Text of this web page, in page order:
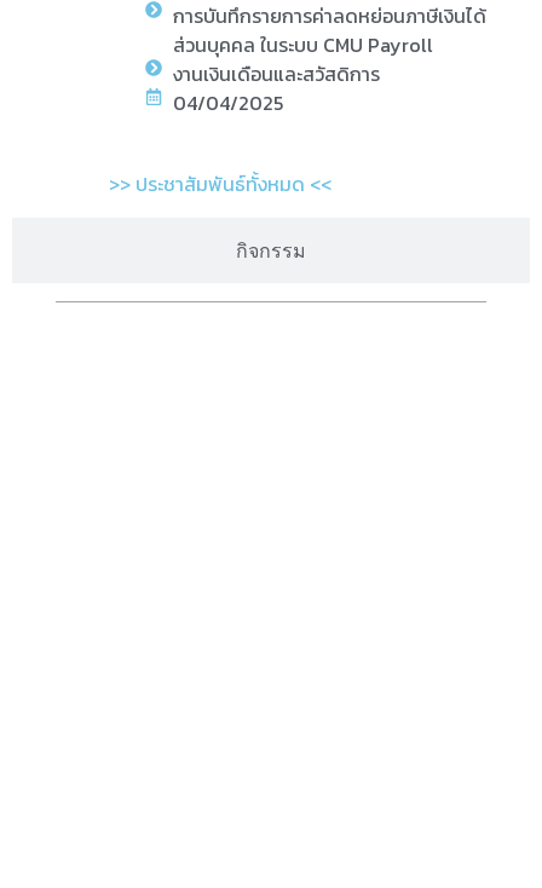
กิจกรรม
การบันทึกรายการค่าลดหย่อนภาษีเงินได้
ส่วนบุคคล ในระบบ CMU Payroll
งานเงินเดือนและสวัสดิการ
04/04/2025
>> ประชาสัมพันธ์ทั้งหมด <<